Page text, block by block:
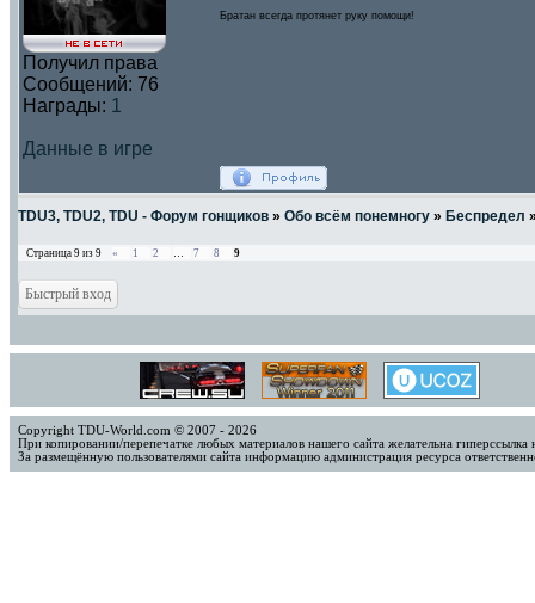
Получил права
Сообщений: 76
Награды: 1
Данные в игре
Братан всегда протянет руку помощи!
TDU3, TDU2, TDU - Форум гонщиков » Обо всём понемногу » Беспредел
Страница 9 из 9 « 1 2 … 7 8 9
Copyright TDU-World.com © 2007 - 2026
При копировании/перепечатке любых материалов нашего сайта желательна
За размещённую пользователями сайта информацию администрация ресурса